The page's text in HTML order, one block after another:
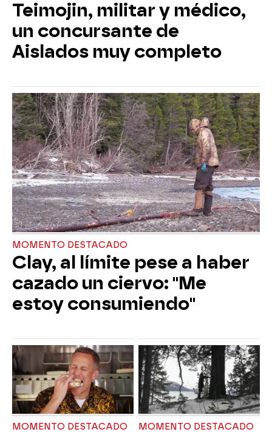
Teimojin, militar y médico,
un concursante de
Aislados muy completo
MOMENTO DESTACADO
Clay, al límite pese a haber
cazado un ciervo: "Me
estoy consumiendo"
MOMENTO DESTACADO MOMENTO DESTACADO